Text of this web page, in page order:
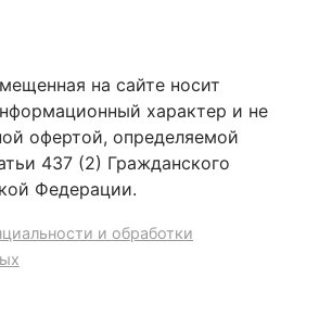
на сайте носит
характер и не
офертой, определяемой
437 (2) Гражданского
Федерации.
и обработки